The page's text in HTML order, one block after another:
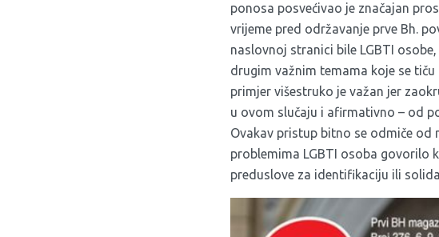
ponosa posvećivao je značajan
vrijeme pred održavanje prve Bh.
naslovnoj stranici bile LGBTI
drugim važnim temama koje se tiču
primjer višestruko je važan jer
u ovom slučaju i afirmativno – od
Ovakav pristup bitno se odmiče od
problemima LGBTI osoba govorilo
preduslove za identifikaciju ili